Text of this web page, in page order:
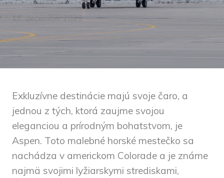
17. december 2023
Exkluzívne destinácie majú svoje čaro, a
jednou z tých, ktorá zaujme svojou
eleganciou a prírodným bohatstvom, je
Aspen. Toto malebné horské mestečko sa
nachádza v americkom Colorade a je známe
najmä svojimi lyžiarskymi strediskami,